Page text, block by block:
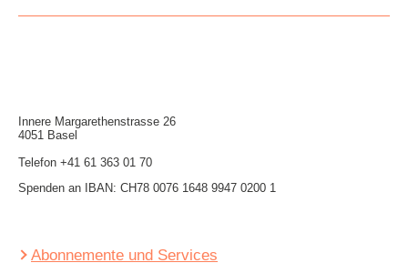
Innere Mar­garethen­strasse 26
4051 Basel
Telefon +41 61 363 01 70
Spenden an IBAN: CH78 0076 1648 9947 0200 1
Abonnemente und Services